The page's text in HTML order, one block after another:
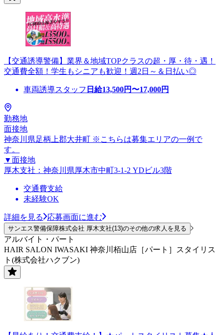
【交通誘導警備】業界＆地域TOPクラスの超・厚・待・遇！
交通費全額！学生もシニアも歓迎！週2日～＆日払い◎
車両誘導スタッフ 日給13,500円〜17,000円
勤務地
面接地
神奈川県足柄上郡大井町 ※こちらは募集エリアの一例で
す。
▼面接地
厚木支社：神奈川県厚木市中町3-1-2 YDビル3階
交通費支給
未経験OK
詳細を見る 応募画面に進む
サンエス警備保障株式会社 厚木支社(13)のその他の求人を見る
アルバイト・パート
HAIR SALON IWASAKI 神奈川栢山店［パート］スタイリス
ト(株式会社ハクブン)